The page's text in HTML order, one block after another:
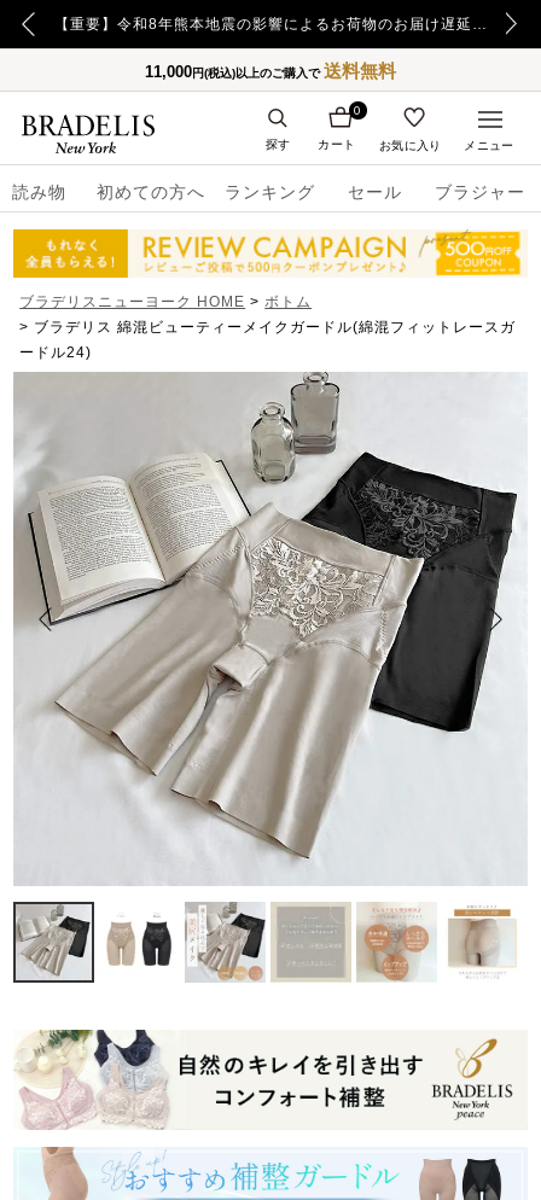
【重要】日本郵便の障害による配送への影響についてのお詫び 【重要】令和8年熊本地震の影響によるお荷物のお届け遅延について
11,000円(税込)以上のご購入で送料無料
読み物 初めての方へ ランキング セール ブラジャー
カート
0
お気に入り
探す メニュー
ブラデリスニューヨーク HOME
ボトム
ブラデリス 綿混ビューティーメイクガードル(綿混フィットレースガ
ードル24)